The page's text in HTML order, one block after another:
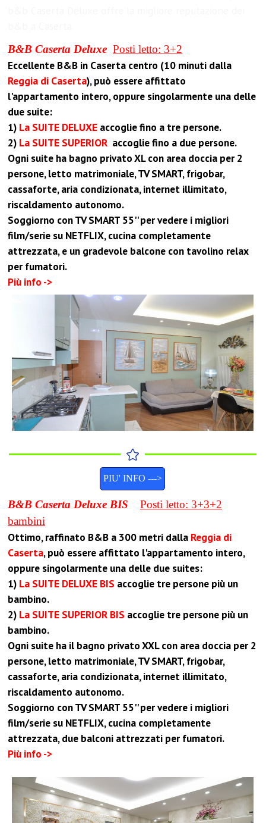
B&B Caserta Deluxe Posti letto: 3+2
Eccellente B&B in Caserta centro (10 minuti dalla
Reggia di Caserta), può essere affittato
l'appartamento intero, oppure singolarmente una delle
due suite:
1) La SUITE DELUXE accoglie fino a tre persone.
2) La SUITE SUPERIOR accoglie fino a due persone.
Ogni suite ha bagno privato XL con area doccia per 2
persone, letto matrimoniale, TV SMART, frigobar,
cassaforte, aria condizionata, internet illimitato,
riscaldamento autonomo.
Soggiorno con TV SMART 55'' per vedere i migliori
film/serie su NETFLIX, cucina completamente
attrezzata, e un gradevole balcone con tavolino relax
per fumatori.
Più info ->
PIU' INFO --->
B&B Caserta Deluxe BIS Posti letto: 3+3+2
bambini
Ottimo, raffinato B&B a 300 metri dalla Reggia di
Caserta, può essere affittato l'appartamento intero,
oppure singolarmente una delle due suites:
1) La SUITE DELUXE BIS accoglie tre persone più un
bambino.
2) La SUITE SUPERIOR BIS accoglie tre persone più un
bambino.
Ogni suite ha il bagno privato XXL con area doccia per 2
persone, letto matrimoniale, TV SMART, frigobar,
cassaforte, aria condizionata, internet illimitato,
riscaldamento autonomo.
Soggiorno con TV SMART 55'' per vedere i migliori
film/serie su NETFLIX, cucina completamente
attrezzata, due balconi attrezzati per fumatori.
Più info ->